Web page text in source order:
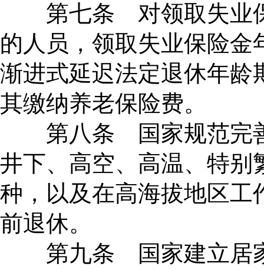
第七条 对领取失业保
的人员，领取失业保险
渐进式延迟法定退休年龄
其缴纳养老保险费。
第八条 国家规范完善
井下、高空、高温、特别
种，以及在高海拔地区工
前退休。
第九条 国家建立居家